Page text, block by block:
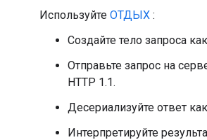
Используйте ОТДЫХ :
Создайте тело запроса
Отправьте запрос на
HTTP 1.1.
Десериализуйте ответ
Интерпретируйте